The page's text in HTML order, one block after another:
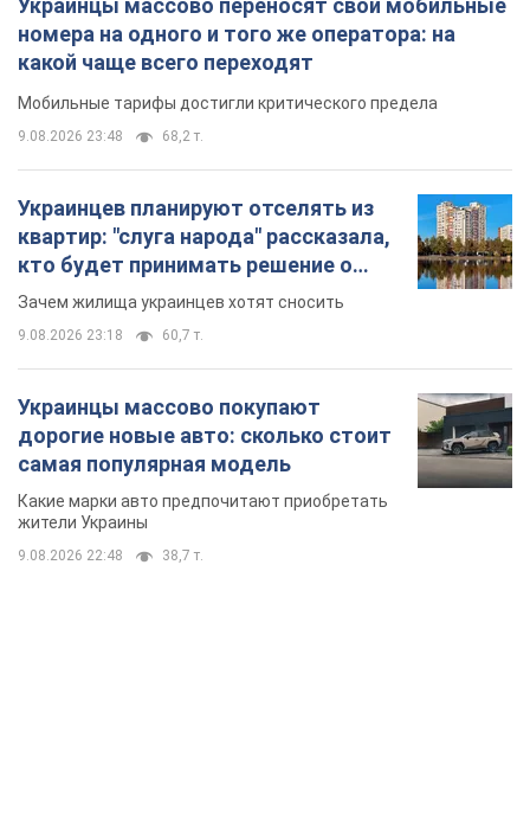
Украинцы массово переносят свои мобильные
номера на одного и того же оператора: на
какой чаще всего переходят
Мобильные тарифы достигли критического предела
9.08.2026 23:48 68,2 т.
Украинцев планируют отселять из
квартир: "слуга народа" рассказала,
кто будет принимать решение о
сносе домов
Зачем жилища украинцев хотят сносить
9.08.2026 23:18 60,7 т.
Украинцы массово покупают
дорогие новые авто: сколько стоит
самая популярная модель
Какие марки авто предпочитают приобретать
жители Украины
9.08.2026 22:48 38,7 т.